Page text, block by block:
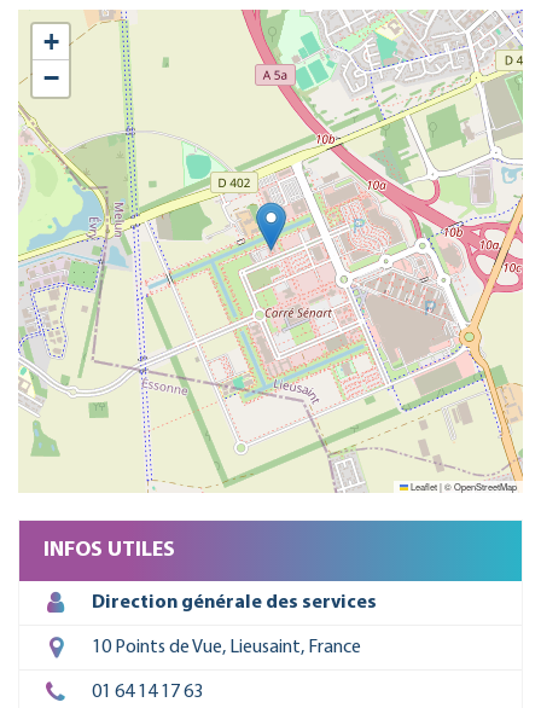
+
−
Leaflet|©OpenStreetMap
INFOS UTILES
Direction générale des services
10 Points de Vue, Lieusaint, France
01 64 14 17 63